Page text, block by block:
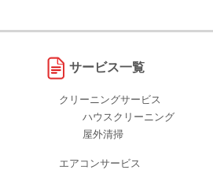
サービス一覧
クリーニングサービス
ハウスクリーニング
屋外清掃
エアコンサービス